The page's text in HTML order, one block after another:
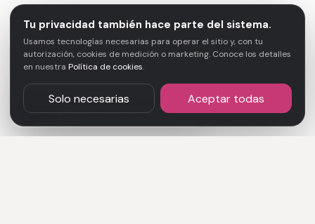
¿En qué puedo ayudarte?
Brief guiado · 5 preguntas
Tu privacidad también hace parte del sistema.
Usamos tecnologías necesarias para operar el sitio y, con tu
autorización, cookies de medición o marketing. Conoce los detalles
en nuestra Política de cookies.
Solo necesarias Aceptar todas